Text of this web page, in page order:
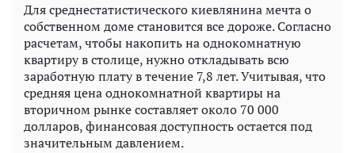
Для среднестатистического киевлянина мечта о
собственном доме становится все дороже. Согласно
расчетам, чтобы накопить на однокомнатную
квартиру в столице, нужно откладывать всю
заработную плату в течение 7,8 лет. Учитывая, что
средняя цена однокомнатной квартиры на
вторичном рынке составляет около 70 000
долларов, финансовая доступность остается под
значительным давлением.